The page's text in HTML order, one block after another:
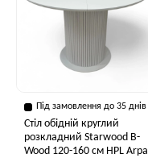
Під замовлення до 35 днів
Стіл обідній круглий
розкладний Starwood B-
Wood 120-160 см HPL Arpa